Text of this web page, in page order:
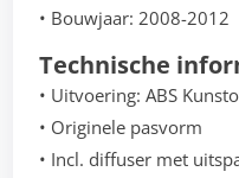
• Bouwjaar: 2008-2012
Technische
• Uitvoering: ABS
• Originele pasvorm
• Incl. diffuser met